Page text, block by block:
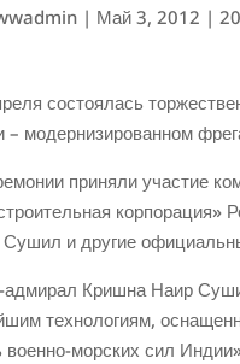
| Май 3, 2012 |
состоялась
– модернизированном
приняли участие
и другие
Кришна Наир
технологиям,
морских сил